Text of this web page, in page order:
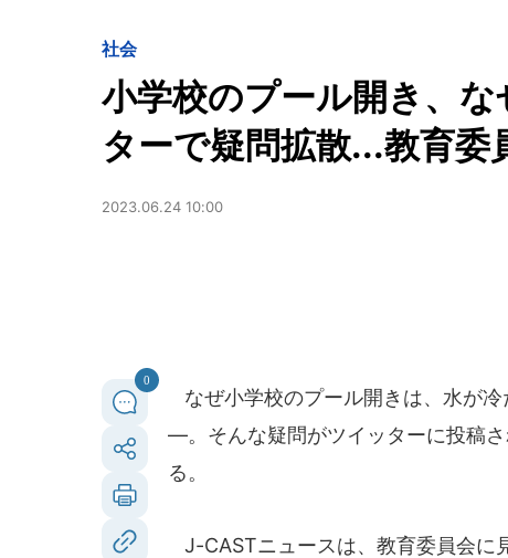
社会
小学校のプール開き、
ターで疑問拡散...教育委
2023.06.24 10:00
0
なぜ小学校のプール開きは、水が
―。そんな疑問がツイッターに投稿
る。
J-CASTニュースは、教育委員会に